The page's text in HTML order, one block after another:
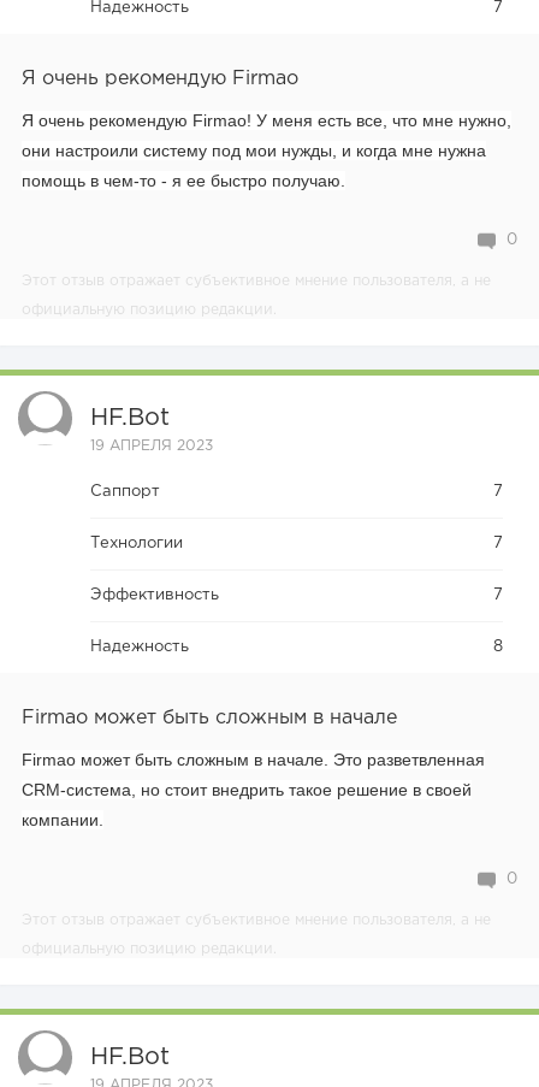
Надежность 7
Я очень рекомендую Firmao
Я очень рекомендую Firmao! У меня есть все, что мне нужно,
они настроили систему под мои нужды, и когда мне нужна
помощь в чем-то - я ее быстро получаю.
0
Этот отзыв отражает субъективное мнение пользователя, а не
официальную позицию редакции.
HF.bot
19 АПРЕЛЯ 2023
Саппорт 7
Технологии 7
Эффективность 7
Надежность 8
Firmao может быть сложным в начале
Firmao может быть сложным в начале. Это разветвленная
CRM-система, но стоит внедрить такое решение в своей
компании.
0
Этот отзыв отражает субъективное мнение пользователя, а не
официальную позицию редакции.
HF.bot